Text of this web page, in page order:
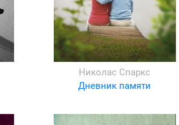
Николас Спаркс
Дневник памяти